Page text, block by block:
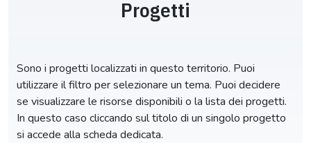
Progetti
Sono i progetti localizzati in questo territorio. Puoi
utilizzare il filtro per selezionare un tema. Puoi decidere
se visualizzare le risorse disponibili o la lista dei progetti.
In questo caso cliccando sul titolo di un singolo progetto
si accede alla scheda dedicata.